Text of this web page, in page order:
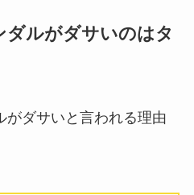
ルがダサいのはタ
がダサいと言われる理由